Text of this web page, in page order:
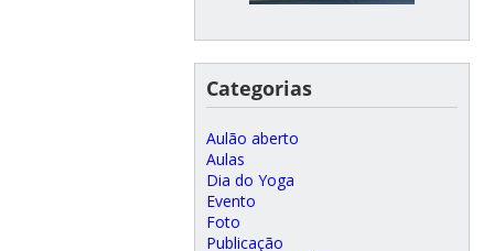
Categorias
Aulão aberto
Aulas
Dia do Yoga
Evento
Foto
Publicação